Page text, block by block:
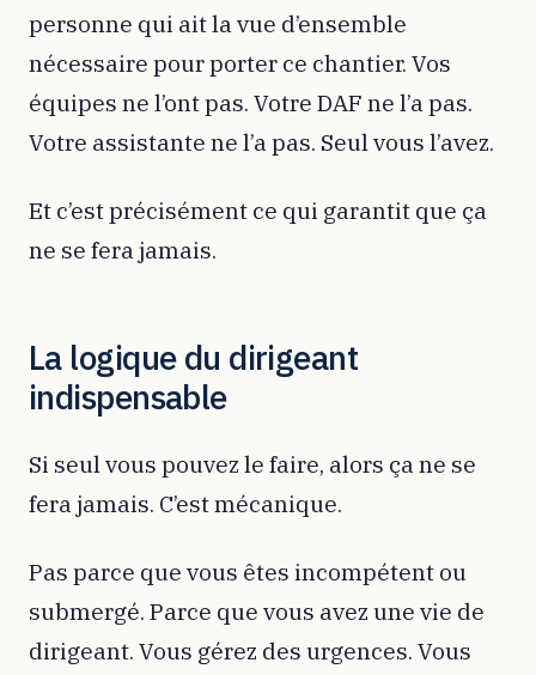
personne qui ait la vue d’ensemble
nécessaire pour porter ce chantier. Vos
équipes ne l’ont pas. Votre DAF ne l’a pas.
Votre assistante ne l’a pas. Seul vous l’avez.
Et c’est précisément ce qui garantit que ça
ne se fera jamais.
La logique du dirigeant
indispensable
Si seul vous pouvez le faire, alors ça ne se
fera jamais. C’est mécanique.
Pas parce que vous êtes incompétent ou
submergé. Parce que vous avez une vie de
dirigeant. Vous gérez des urgences. Vous